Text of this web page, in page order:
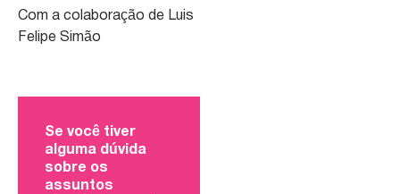
Com a colaboração de Luis
Felipe Simão
Se você tiver
alguma dúvida
sobre os
assuntos